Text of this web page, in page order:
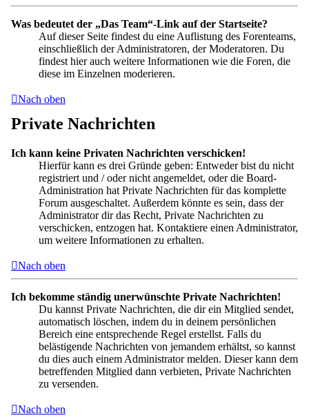
Was bedeutet der „Das Team“-Link auf der Startseite?
Auf dieser Seite findest du eine Auflistung des Forenteams,
einschließlich der Administratoren, der Moderatoren. Du
findest hier auch weitere Informationen wie die Foren, die
diese im Einzelnen moderieren.
Nach oben
Private Nachrichten
Ich kann keine Privaten Nachrichten verschicken!
Hierfür kann es drei Gründe geben: Entweder bist du nicht
registriert und / oder nicht angemeldet, oder die Board-
Administration hat Private Nachrichten für das komplette
Forum ausgeschaltet. Außerdem könnte es sein, dass der
Administrator dir das Recht, Private Nachrichten zu
verschicken, entzogen hat. Kontaktiere einen Administrator,
um weitere Informationen zu erhalten.
Nach oben
Ich bekomme ständig unerwünschte Private Nachrichten!
Du kannst Private Nachrichten, die dir ein Mitglied sendet,
automatisch löschen, indem du in deinem persönlichen
Bereich eine entsprechende Regel erstellst. Falls du
belästigende Nachrichten von jemandem erhältst, so kannst
du dies auch einem Administrator melden. Dieser kann dem
betreffenden Mitglied dann verbieten, Private Nachrichten
zu versenden.
Nach oben